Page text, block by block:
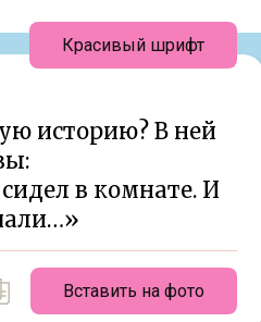
историю? В ней
в комнате. И
Вставить на фото
Красивый шрифт